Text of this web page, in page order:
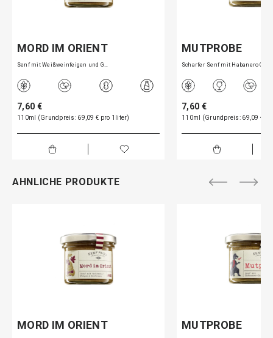
MORD IM ORIENT
Senf mit Weißweinfeigen und G…
7,60 €
110ml (Grundpreis: 69,09 € pro 1liter)
MUTPROBE
Scharfer Senf mit Habanero Ch…
7,60 €
110ml (Grundpreis: 69,09 €
AHNLICHE PRODUKTE
MORD IM ORIENT MUTPROBE